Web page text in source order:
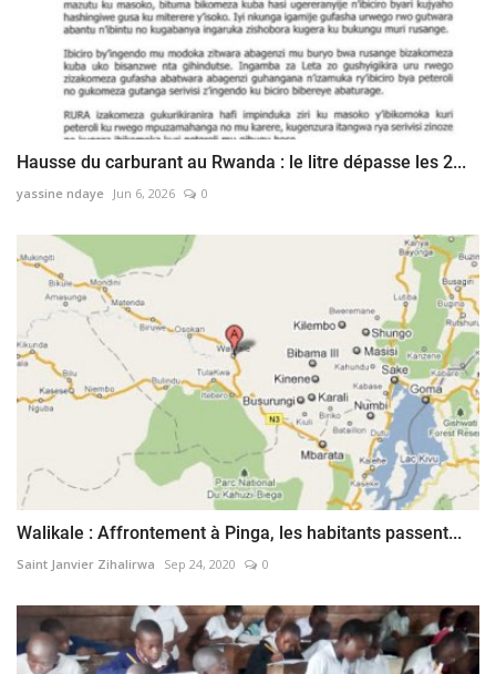
Hausse du carburant au Rwanda : le litre dépasse les 2...
yassine ndaye Jun 6, 2026 0
Walikale : Affrontement à Pinga, les habitants passent...
Saint Janvier Zihalirwa Sep 24, 2020 0